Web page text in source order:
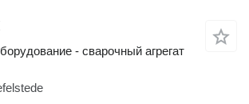
- сварочный агрегат